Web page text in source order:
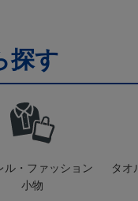
探す
ル・ファッション
小物
タオ